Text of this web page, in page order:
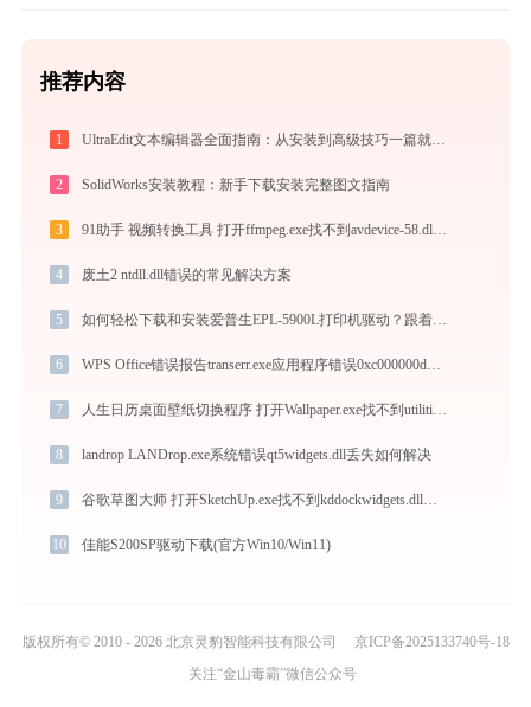
推荐内容
1 UltraEdit文本编辑器全面指南：从安装到高级技巧一篇就够（附快捷键大全）
2 SolidWorks安装教程：新手下载安装完整图文指南
3 91助手 视频转换工具 打开ffmpeg.exe找不到avdevice-58.dll怎么办
4 废土2 ntdll.dll错误的常见解决方案
5 如何轻松下载和安装爱普生EPL-5900L打印机驱动？跟着这篇指南走
6 WPS Office错误报告transerr.exe应用程序错误0xc000000d解决方法
7 人生日历桌面壁纸切换程序 打开Wallpaper.exe找不到utilities.dll怎么办
8 landrop LANDrop.exe系统错误qt5widgets.dll丢失如何解决
9 谷歌草图大师 打开SketchUp.exe找不到kddockwidgets.dll怎么办
10 佳能S200SP驱动下载(官方Win10/Win11)
版权所有© 2010 - 2026 北京灵豹智能科技有限公司
京ICP备2025133740号-18
关注“金山毒霸”微信公众号